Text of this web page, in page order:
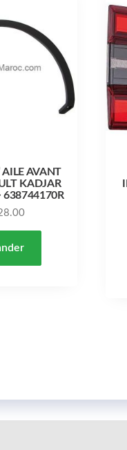
AILE AVANT
KADJAR
638744170R